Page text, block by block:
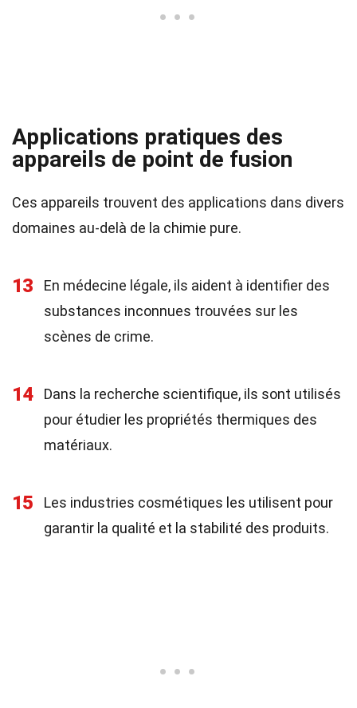
Applications pratiques des
appareils de point de fusion
Ces appareils trouvent des applications dans divers
domaines au-delà de la chimie pure.
13
En médecine légale, ils aident à identifier des
substances inconnues trouvées sur les
scènes de crime.
14
Dans la recherche scientifique, ils sont utilisés
pour étudier les propriétés thermiques des
matériaux.
15
Les industries cosmétiques les utilisent pour
garantir la qualité et la stabilité des produits.